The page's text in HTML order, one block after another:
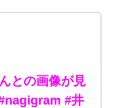
との画像が見
#井